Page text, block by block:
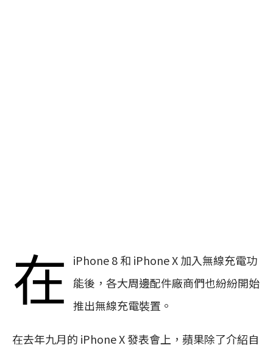
在
iPhone 8 和 iPhone X 加入無線充電功
能後，各大周邊配件廠商們也紛紛開始
推出無線充電裝置。
在去年九月的 iPhone X 發表會上，蘋果除了介紹自